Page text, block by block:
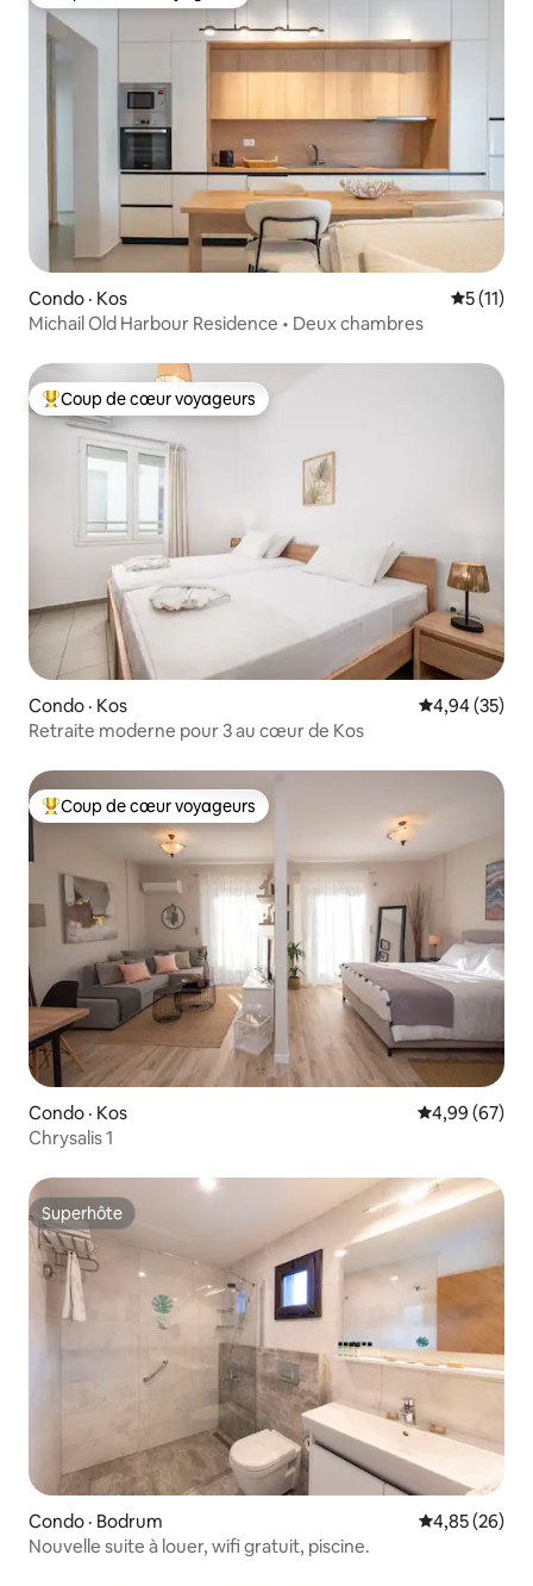
Condo · Kos Note
5 (11)
Michail Old Harbour Residence • Deux chambres
Coup de cœur voyageurs parmi les plus aimés
Coup de cœur voyageurs
Condo · Kos Note
4,94 (35)
Retraite moderne pour 3 au cœur de Kos
Coup de cœur voyageurs parmi les plus aimés
Coup de cœur voyageurs
Condo · Kos Note
4,99 (67)
Chrysalis 1
Superhôte
Superhôte
Condo · Bodrum Note
4,85 (26)
Nouvelle suite à louer, wifi gratuit, piscine.